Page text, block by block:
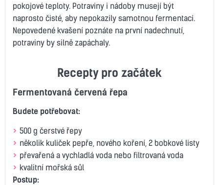
pokojové teploty. Potraviny i nádoby musejí být
naprosto čisté, aby nepokazily samotnou fermentaci.
Nepovedené kvašení poznáte na první nadechnutí,
potraviny by silně zapáchaly.
Recepty pro začátek
Fermentovaná červená řepa
Budete potřebovat:
500 g čerstvé řepy
několik kuliček pepře, nového koření, 2 bobkové listy
převařená a vychladlá voda nebo filtrovaná voda
kvalitní mořská sůl
Postup: